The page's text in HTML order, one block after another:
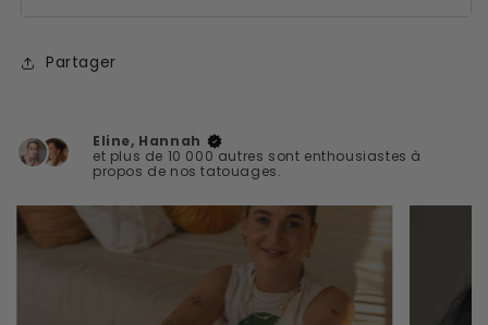
Partager
Eline, Hannah
et plus de 10 000 autres sont enthousiastes à
propos de nos tatouages.